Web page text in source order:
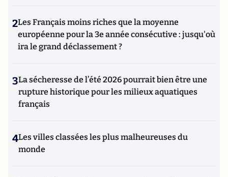
2Les Français moins riches que la moyenne
européenne pour la 3e année consécutive : jusqu'où
ira le grand déclassement ?
3La sécheresse de l’été 2026 pourrait bien être une
rupture historique pour les milieux aquatiques
français
4Les villes classées les plus malheureuses du
monde